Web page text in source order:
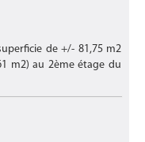
de +/- 81,75 m2
m2) au 2ème étage du
"CHARLOTTE"